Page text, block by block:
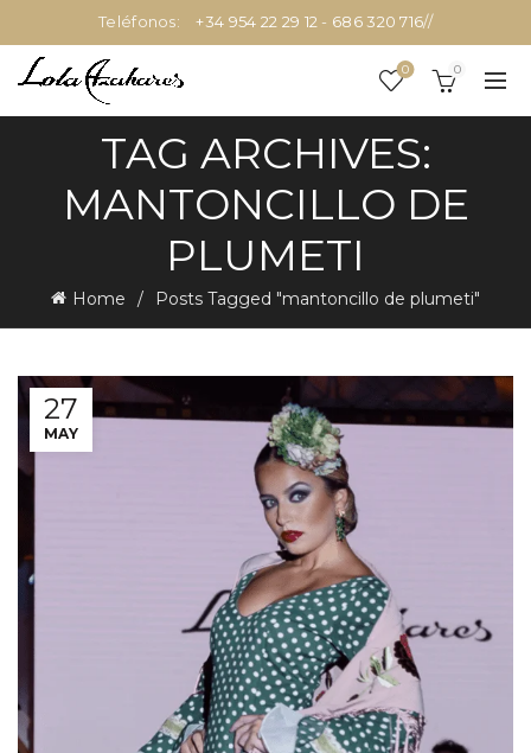
Teléfonos: +34 954 22 29 12 - 686 320 716//
0 0
TAG ARCHIVES:
MANTONCILLO DE
PLUMETI
Home Posts Tagged "mantoncillo de plumeti"
27
MAY